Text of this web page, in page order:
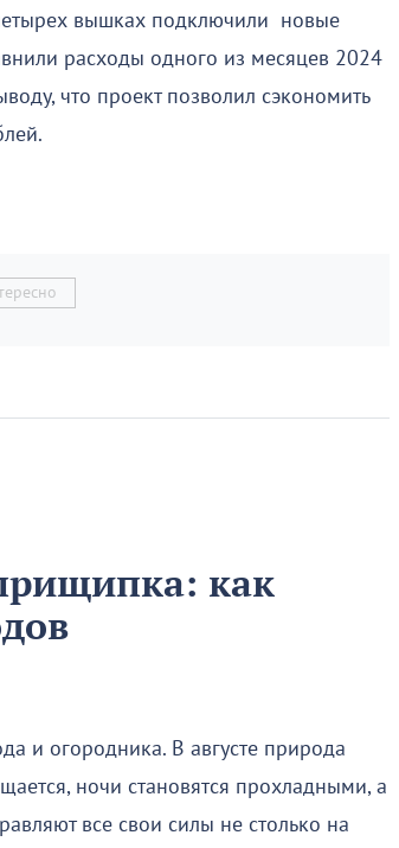
вышках подключили новые
расходы одного из месяцев 2024
что проект позволил сэкономить
как
и огородника. В августе природа
ночи становятся прохладными, а
все свои силы не столько на